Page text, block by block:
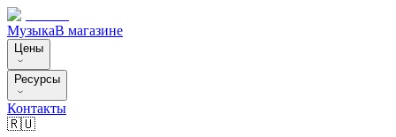
МузыкаВ магазине
Цены
Ресурсы
Контакты
🇷🇺